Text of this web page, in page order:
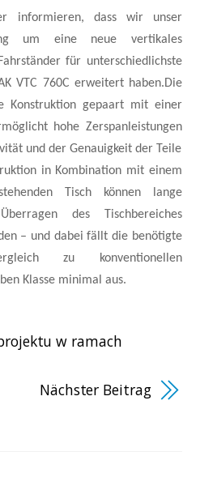
informieren, dass wir unser
um eine neue vertikales
für unterschiedlichste
VTC 760C erweitert haben.Die
Konstruktion gepaart mit einer
hohe Zerspanleistungen
und der Genauigkeit der Teile
in Kombination mit einem
Tisch können lange
des Tischbereiches
– und dabei fällt die benötigte
zu konventionellen
Klasse minimal aus.
w ramach
Nächster Beitrag